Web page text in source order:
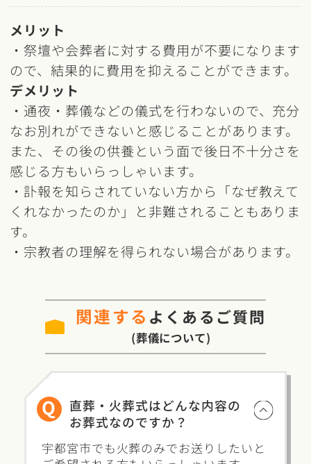
メリット
・祭壇や会葬者に対する費用が不要になります
ので、結果的に費用を抑えることができます。
デメリット
・通夜・葬儀などの儀式を行わないので、充分
なお別れができないと感じることがあります。
また、その後の供養という面で後日不十分さを
感じる方もいらっしゃいます。
・訃報を知らされていない方から「なぜ教えて
くれなかったのか」と非難されることもありま
す。
・宗教者の理解を得られない場合があります。
関連する よくあるご質問
(葬儀について)
Q
直葬・火葬式はどんな内容の
お葬式なのですか？
宇都宮市でも火葬のみでお送りしたいと